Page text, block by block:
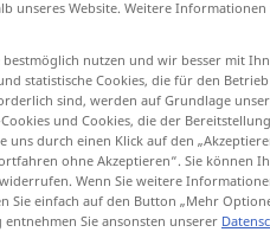
unseres Website. Weitere Informationen
nutzen und wir besser mit
statistische Cookies, die für den
sind, werden auf Grundlage
und Cookies, die der
uns durch einen Klick auf den
ohne Akzeptieren“. Sie können
Wenn Sie weitere
Sie einfach auf den Button „Mehr
Sie ansonsten unserer